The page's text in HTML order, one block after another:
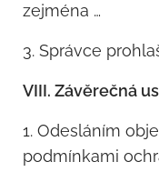
zejména …
3. Správce
VIII. Závěrečná
1. Odesláním
podmínkami